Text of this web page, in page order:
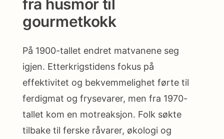
fra husmor til
gourmetkokk
På 1900-tallet endret matvanene seg
igjen. Etterkrigstidens fokus på
effektivitet og bekvemmelighet førte til
ferdigmat og frysevarer, men fra 1970-
tallet kom en motreaksjon. Folk søkte
tilbake til ferske råvarer, økologi og